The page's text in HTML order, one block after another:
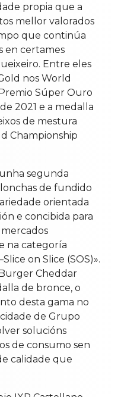
propia que a
mellor valorados
que continúa
en certames
Entre eles
nos World
Súper Ouro
2021 e a medalla
de mestura
Championship
segunda
de fundido
orientada
e concibida para
na categoría
on Slice (SOS)».
Cheddar
de bronce, o
desta gama no
de Grupo
solucións
de consumo sen
calidade que